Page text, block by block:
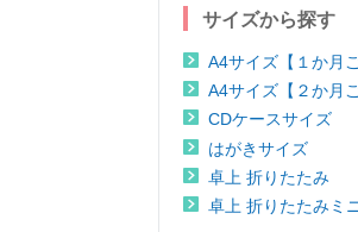
サイズから探す
A4サイズ【１か月ご
A4サイズ【２か月ご
CDケースサイズ
はがきサイズ
卓上 折りたたみ
卓上 折りたたみミ